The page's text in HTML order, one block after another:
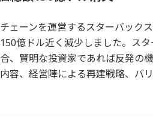
ェーンを運営するスターバック
億ドル近く減少しました。ス
、賢明な投資家であれば反発の
容、経営陣による再建戦略、バ